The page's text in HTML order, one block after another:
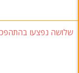
שלושה נפצעו